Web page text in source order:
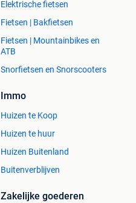
Elektrische fietsen
Fietsen | Bakfietsen
Fietsen | Mountainbikes en
ATB
Snorfietsen en Snorscooters
Immo
Huizen te Koop
Huizen te huur
Huizen Buitenland
Buitenverblijven
Zakelijke goederen